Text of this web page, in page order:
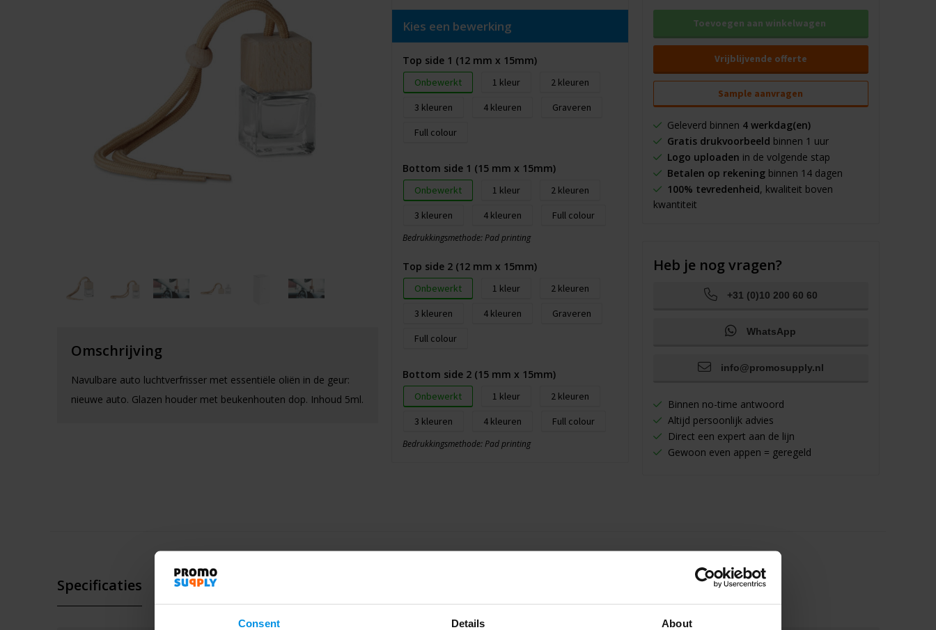
Consent Details About
Omschrijving
Navulbare auto luchtverfrisser met essentiële oliën in de geur:
nieuwe auto. Glazen houder met beukenhouten dop. Inhoud 5ml.
Kies een bewerking
Top side 1 (12 mm x 15mm)
Onbewerkt 1
2
3
4
Graveren
Full colour
Bottom side 1 (15 mm x 15mm)
Onbewerkt 1
2
3
4 Full colour
Bedrukkingsmethode: Pad printing
Top side 2 (12 mm x 15mm)
Onbewerkt 1
2
3
4
Graveren
Full colour
Bottom side 2 (15 mm x 15mm)
Onbewerkt 1
2
3
4 Full colour
Bedrukkingsmethode: Pad printing
Toevoegen aan winkelwagen
Vrijblijvende offerte
Sample aanvragen
Geleverd binnen 4 werkdag(en)
Gratis drukvoorbeeld binnen 1 uur
Logo uploaden in de volgende stap
Betalen op rekeningbinnen 14 dagen
100% tevredenheid, kwaliteit boven
kwantiteit
Heb je nog vragen?
+31 (0)10 200 60 60
WhatsApp
info@promosupply.nl
Binnen no-time antwoord
Altijd persoonlijk advies
Direct een expert aan de lijn
Gewoon even appen = geregeld
Specificaties